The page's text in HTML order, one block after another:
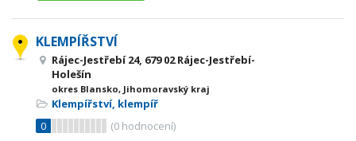
KLEMPÍŘSTVÍ
Rájec-Jestřebí 24, 679 02 Rájec-Jestřebí-
Holešín
okres Blansko, Jihomoravský kraj
Klempířství, klempíř
0
(0 hodnocení)